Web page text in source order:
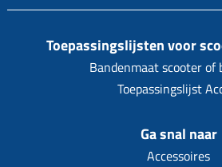
Toepassingslijsten voor
Bandenmaat scooter of
Toepassingslijst
Ga snal naar
Accessoires